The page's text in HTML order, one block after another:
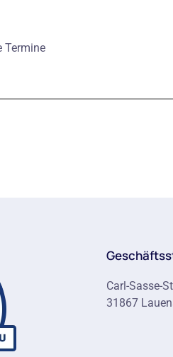
Termine
Carl-Sasse-
31867